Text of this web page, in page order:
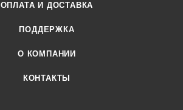
ОПЛАТА И ДОСТАВКА
ПОДДЕРЖКА
О КОМПАНИИ
КОНТАКТЫ